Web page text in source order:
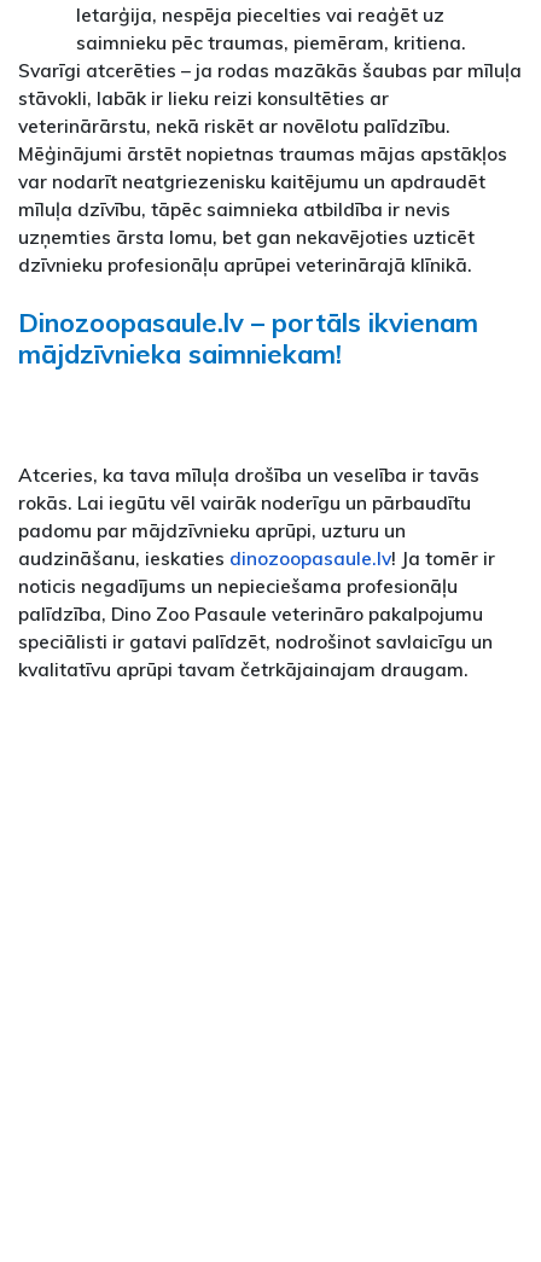
letarģija, nespēja piecelties vai reaģēt uz
saimnieku pēc traumas, piemēram, kritiena.
Svarīgi atcerēties – ja rodas mazākās šaubas par mīluļa
stāvokli, labāk ir lieku reizi konsultēties ar
veterinārārstu, nekā riskēt ar novēlotu palīdzību.
Mēģinājumi ārstēt nopietnas traumas mājas apstākļos
var nodarīt neatgriezenisku kaitējumu un apdraudēt
mīluļa dzīvību, tāpēc saimnieka atbildība ir nevis
uzņemties ārsta lomu, bet gan nekavējoties uzticēt
dzīvnieku profesionāļu aprūpei veterinārajā klīnikā.
Dinozoopasaule.lv – portāls ikvienam
mājdzīvnieka saimniekam!
Atceries, ka tava mīluļa drošība un veselība ir tavās
rokās. Lai iegūtu vēl vairāk noderīgu un pārbaudītu
padomu par mājdzīvnieku aprūpi, uzturu un
audzināšanu, ieskaties dinozoopasaule.lv! Ja tomēr ir
noticis negadījums un nepieciešama profesionāļu
palīdzība, Dino Zoo Pasaule veterināro pakalpojumu
speciālisti ir gatavi palīdzēt, nodrošinot savlaicīgu un
kvalitatīvu aprūpi tavam četrkājainajam draugam.